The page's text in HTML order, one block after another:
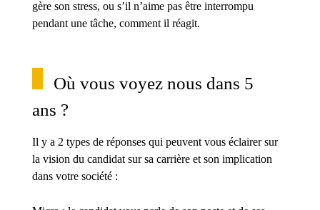
gère son stress, ou s’il n’aime pas être interrompu
pendant une tâche, comment il réagit.
Où vous voyez nous dans 5
ans ?
Il y a 2 types de réponses qui peuvent vous éclairer sur
la vision du candidat sur sa carrière et son implication
dans votre société :